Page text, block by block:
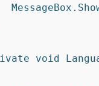
void